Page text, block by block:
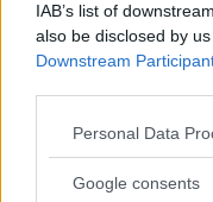
IAB’s list of
also be disclosed by
Downstream
Please note that this
not limited to your visit
Personal Data
Google consents
edo